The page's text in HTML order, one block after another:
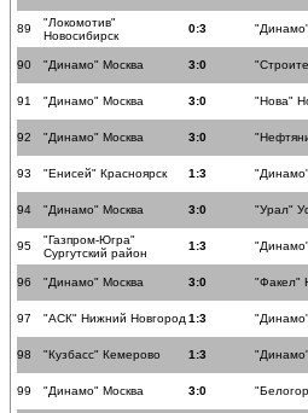
89
"Локомотив"
Новосибирск
0:3
90 "Динамо" Москва 3:0
91 "Динамо" Москва 3:0 "Нова"
92 "Динамо" Москва 3:0
93 "Енисей" Красноярск 1:3
94 "Динамо" Москва 3:0 "Урал"
95
"Газпром-Югра"
Сургутский район
1:3
96 "Динамо" Москва 3:0 "Факел"
97 "АСК" Нижний Новгород 1:3
98 "Кузбасс" Кемерово 1:3
99 "Динамо" Москва 3:0